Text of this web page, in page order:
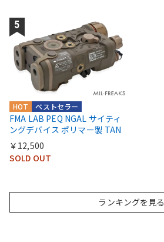
ベストセラー
HOT
FMA LAB PEQ NGAL サイティ
ングデバイス ポリマー製 TAN
￥12,500
SOLD OUT
ランキングを見る